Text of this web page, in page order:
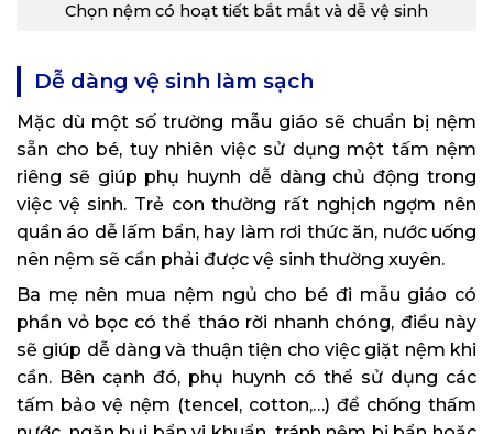
Chọn nệm có hoạt tiết bắt mắt và dễ vệ sinh
Dễ dàng vệ sinh làm sạch
Mặc dù một số trường mẫu giáo sẽ chuẩn bị nệm
sẵn cho bé, tuy nhiên việc sử dụng một tấm nệm
riêng sẽ giúp phụ huynh dễ dàng chủ động trong
việc vệ sinh. Trẻ con thường rất nghịch ngợm nên
quần áo dễ lấm bẩn, hay làm rơi thức ăn, nước uống
nên nệm sẽ cần phải được vệ sinh thường xuyên.
Ba mẹ nên mua nệm ngủ cho bé đi mẫu giáo có
phần vỏ bọc có thể tháo rời nhanh chóng, điều này
sẽ giúp dễ dàng và thuận tiện cho việc giặt nệm khi
cần. Bên cạnh đó, phụ huynh có thể sử dụng các
tấm bảo vệ nệm (tencel, cotton,…) để chống thấm